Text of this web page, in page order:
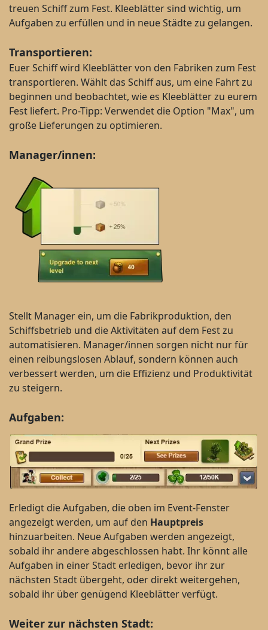
treuen Schiff zum Fest. Kleeblätter sind wichtig, um
Aufgaben zu erfüllen und in neue Städte zu gelangen.
Transportieren:
Euer Schiff wird Kleeblätter von den Fabriken zum Fest
transportieren. Wählt das Schiff aus, um eine Fahrt zu
beginnen und beobachtet, wie es Kleeblätter zu eurem
Fest liefert. Pro-Tipp: Verwendet die Option "Max", um
große Lieferungen zu optimieren.
Manager/innen:
Stellt Manager ein, um die Fabrikproduktion, den
Schiffsbetrieb und die Aktivitäten auf dem Fest zu
automatisieren. Manager/innen sorgen nicht nur für
einen reibungslosen Ablauf, sondern können auch
verbessert werden, um die Effizienz und Produktivität
zu steigern.
Aufgaben:
Erledigt die Aufgaben, die oben im Event-Fenster
angezeigt werden, um auf den Hauptpreis
hinzuarbeiten. Neue Aufgaben werden angezeigt,
sobald ihr andere abgeschlossen habt. Ihr könnt alle
Aufgaben in einer Stadt erledigen, bevor ihr zur
nächsten Stadt übergeht, oder direkt weitergehen,
sobald ihr über genügend Kleeblätter verfügt.
Weiter zur nächsten Stadt: